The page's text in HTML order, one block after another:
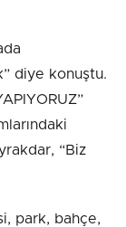
diye konuştu.
“Biz
park, bahçe,